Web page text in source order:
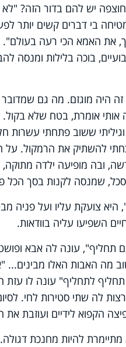
יש להם בדור הזה?
בי דברים קשים יותר
את האמא הכי רעה בעולם".
בוכה בלילות ומנסה
היה מוגזם. מה גם
אומרת, בטח שלא בקול.
ששוב פתחתי עשרות
להשתיק את הרמקול.
ובה מופיעה ילדה מתוקה,
שמנסה לקנות בסך הכל
היא צועקת עליו ועל פניה
השפיעו עליה בוודאות.
תחליף", עונה לה אבא ופושט
מה האבות האלו מבינים...
תחליף לתחליף" עונה לו
לה שתי סטירות לחי.
הקפוא לידיים ועוזבת את
מתיימרת להיות מחנכת